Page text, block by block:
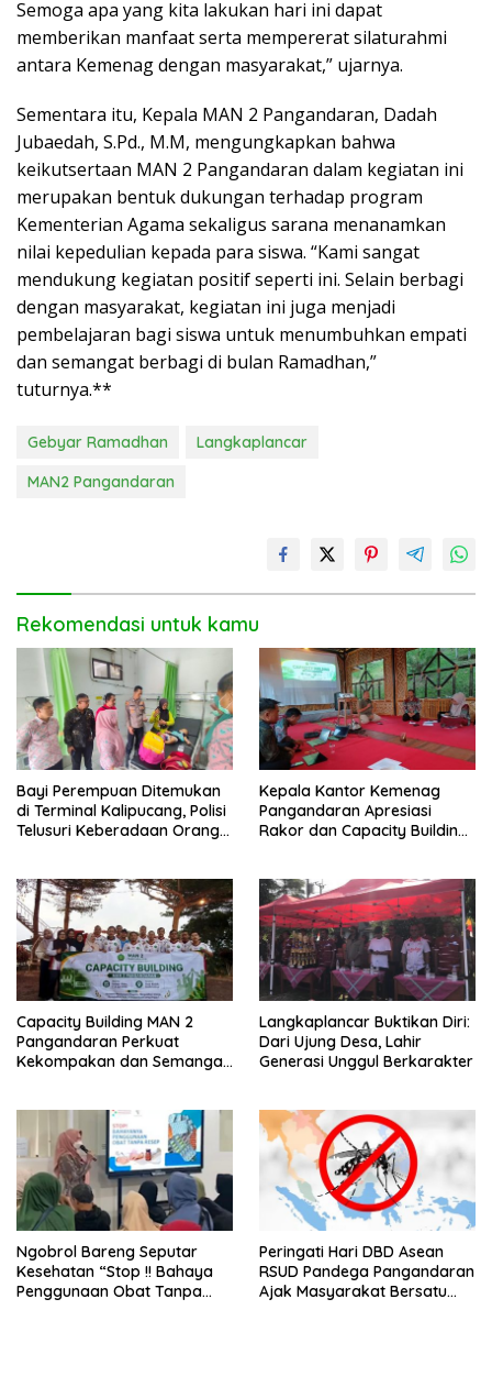
Semoga apa yang kita lakukan hari ini dapat
memberikan manfaat serta mempererat silaturahmi
antara Kemenag dengan masyarakat,” ujarnya.
Sementara itu, Kepala MAN 2 Pangandaran, Dadah
Jubaedah, S.Pd., M.M, mengungkapkan bahwa
keikutsertaan MAN 2 Pangandaran dalam kegiatan ini
merupakan bentuk dukungan terhadap program
Kementerian Agama sekaligus sarana menanamkan
nilai kepedulian kepada para siswa. “Kami sangat
mendukung kegiatan positif seperti ini. Selain berbagi
dengan masyarakat, kegiatan ini juga menjadi
pembelajaran bagi siswa untuk menumbuhkan empati
dan semangat berbagi di bulan Ramadhan,”
tuturnya.**
Gebyar Ramadhan
Langkaplancar
MAN2 Pangandaran
Rekomendasi untuk kamu
Bayi Perempuan Ditemukan
di Terminal Kalipucang, Polisi
Telusuri Keberadaan Orang
Kepala Kantor Kemenag
Pangandaran Apresiasi
Rakor dan Capacity Building
Antar Lini
Capacity Building MAN 2
Pangandaran Perkuat
Kekompakan dan Semangat
Langkaplancar Buktikan Diri:
Dari Ujung Desa, Lahir
Generasi Unggul Berkarakter
Ngobrol Bareng Seputar
Kesehatan “Stop !! Bahaya
Penggunaan Obat Tanpa
Peringati Hari DBD Asean
RSUD Pandega Pangandaran
Ajak Masyarakat Bersatu